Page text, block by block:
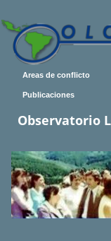
Areas de conflicto
Publicaciones
Observatorio